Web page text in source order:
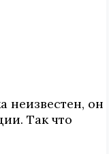
неизвестен, он
Так что